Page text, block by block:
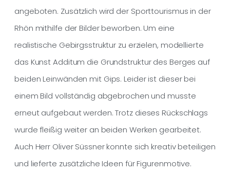
angeboten. Zusätzlich wird der Sporttourismus in der
Rhön mithilfe der Bilder beworben. Um eine
realistische Gebirgsstruktur zu erzielen, modellierte
das Kunst Additum die Grundstruktur des Berges auf
beiden Leinwänden mit Gips. Leider ist dieser bei
einem Bild vollständig abgebrochen und musste
erneut aufgebaut werden. Trotz dieses Rückschlags
wurde fleißig weiter an beiden Werken gearbeitet.
Auch Herr Oliver Süssner konnte sich kreativ beteiligen
und lieferte zusätzliche Ideen für Figurenmotive.